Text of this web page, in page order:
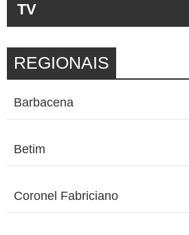
TV
REGIONAIS
Barbacena
Betim
Coronel Fabriciano